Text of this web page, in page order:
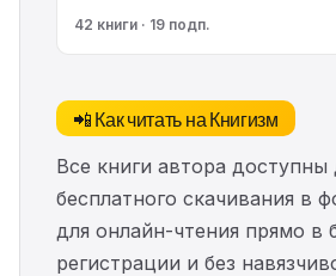
42 книги · 19 подп.
📲 Как читать на Книгизм
Все книги автора доступны
бесплатного скачивания в
для онлайн-чтения прямо в
регистрации и без